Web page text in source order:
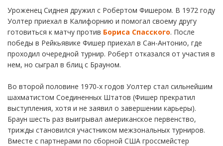
Уроженец Сиднея дружил с Робертом Фишером. В 1972 году
Уолтер приехал в Калифорнию и помогал своему другу
готовиться к матчу против Бориса Спасского. После
победы в Рейкьявике Фишер приехал в Сан-Антонио, где
проходил очередной турнир. Роберт отказался от участия в
нем, но сыграл в блиц с Брауном.
Во второй половине 1970-х годов Уолтер стал сильнейшим
шахматистом Соединенных Штатов (Фишер прекратил
выступления, хотя и не заявил о завершении карьеры).
Браун шесть раз выигрывал американское первенство,
трижды становился участником межзональных турниров.
Вместе с партнерами по сборной США гроссмейстер